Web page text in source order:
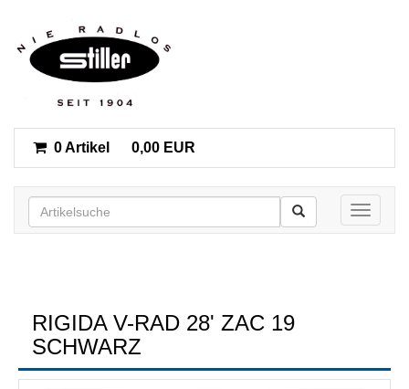
0 Artikel 0,00 EUR
Toggle
RIGIDA V-RAD 28' ZAC 19
SCHWARZ